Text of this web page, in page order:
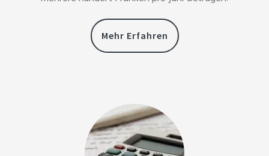
Mehr Erfahren